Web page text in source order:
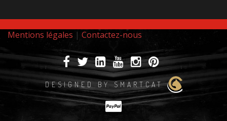
Mentions légales | Contactez-nous
DESIGNED BY SMARTCAT